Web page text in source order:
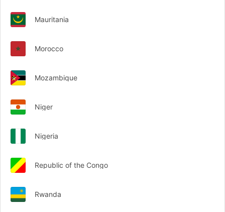
Mauritania
Morocco
Mozambique
Niger
Nigeria
Republic of the Congo
Rwanda